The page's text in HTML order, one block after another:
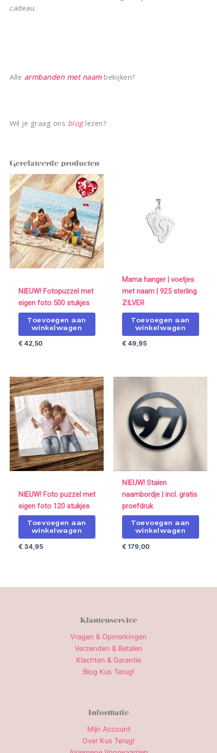
cadeau.
Alle armbanden met naambekijken?
Wil je graag ons bloglezen?
Gerelateerde producten
NIEUW! Fotopuzzel met
eigen foto 500 stukjes
Toevoegen aan
winkelwagen
€ 42,50
Mama hanger | voetjes
met naam | 925 sterling
ZILVER
Toevoegen aan
winkelwagen
€ 49,95
NIEUW! Foto puzzel met
eigen foto 120 stukjes
Toevoegen aan
winkelwagen
€ 34,95
NIEUW! Stalen
naambordje | incl. gratis
proefdruk
Toevoegen aan
winkelwagen
€ 179,00
Klantenservice
Vragen & Opmerkingen
Verzenden & Betalen
Klachten & Garantie
Blog Kus Terug!
Informatie
Mijn Account
Over Kus Terug!